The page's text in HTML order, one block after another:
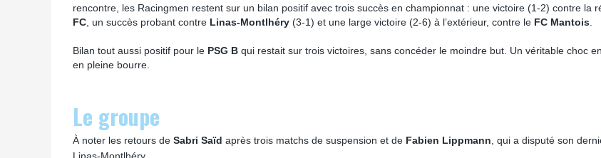
rencontre, les Racingmen restent sur un bilan positif avec trois succès en championnat : une victoire (1-2) contre la
FC , un succès probant contre Linas-Montlhéry (3-1) et une large victoire (2-6) à l’extérieur, contre le FC Mantois
Bilan tout aussi positif pour le PSG B qui restait sur trois victoires, sans concéder le moindre but. Un véritable choc
en pleine bourre.
Le groupe
À noter les retours de Sabri Saïd après trois matchs de suspension et de Fabien Lippmann , qui a disputé son